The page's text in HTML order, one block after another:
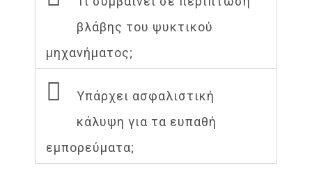
βλάβης του ψυκτικού
μηχανήματος;
Υπάρχει ασφαλιστική
κάλυψη για τα ευπαθή
εμπορεύματα;